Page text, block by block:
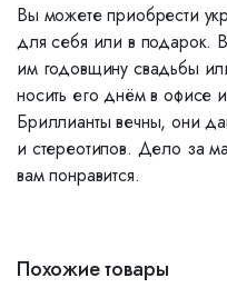
Вы можете приобрести
для себя или в подарок.
им годовщину свадьбы
носить его днём в офисе
Бриллианты вечны, они
и стереотипов. Дело за
вам понравится.
Похожие товары